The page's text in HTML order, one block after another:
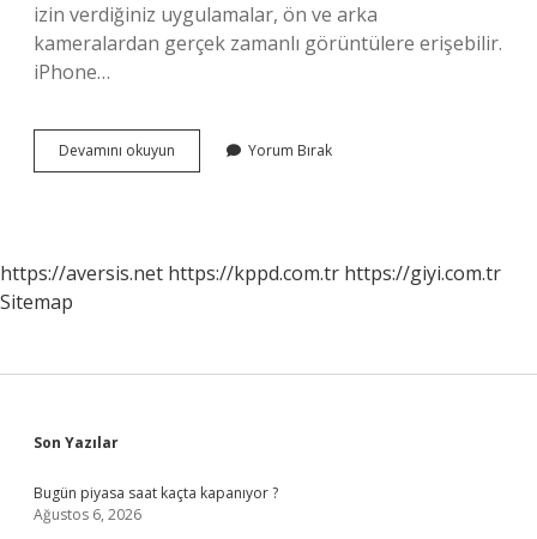
izin verdiğiniz uygulamalar, ön ve arka
kameralardan gerçek zamanlı görüntülere erişebilir.
iPhone…
Devamını okuyun
Telefon
Yorum Bırak
https://aversis.net https://kppd.com.tr https://giyi.com.tr
Sitemap
Sidebar
Son Yazılar
Bugün piyasa saat kaçta kapanıyor ?
Ağustos 6, 2026